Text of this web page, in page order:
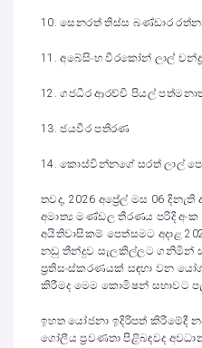
10. සෙනරත් තිස්ස බණ්ඩාර
11. අබේසිංහ වීරකෝන් ලාල්
12. ගජධීර ආරච්චි පියල්
13. ජයවීර පතිරණ
14. කොස්වින්නගේ සරත් ලාල්
තවද, 2026 අප්‍රේල් මස 06
අමාත්‍ය මණ්ඩල තීරණය පරිදි අංක
අයිතිවාසිකම් පෙත්සමට අදාළ
නඩු තීන්දුව සැලකිල්ලට ගනිමින්
ප්‍රතිසංස්කරණයක් සඳහා වන
කිරීමද මෙම කොමිෂන් සභාවට
ඉහත යෝජනා ඉදිරිපත් කිරීමේදී
ගෝලීය ප්‍රවණතා පිළිබඳවද